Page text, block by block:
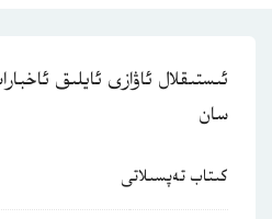
سان
كىتاب تەپسىلاتى